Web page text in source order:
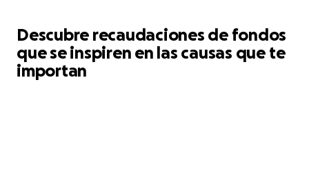
Descubre recaudaciones de fondos
que se inspiren en las causas que te
importan